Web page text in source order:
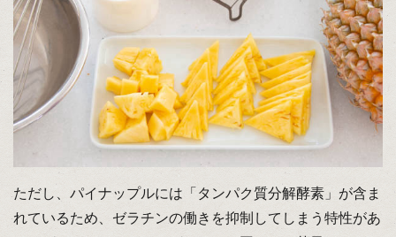
ただし、パイナップルには「タンパク質分解酵素」が含ま
れているため、ゼラチンの働きを抑制してしまう特性があ